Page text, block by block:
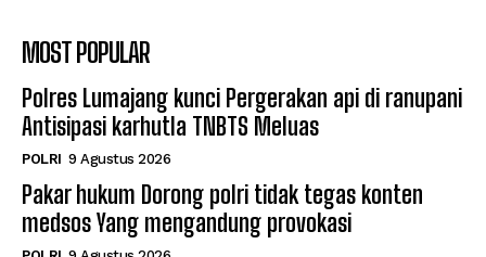
MOST POPULAR
Polres Lumajang kunci Pergerakan api di ranupani
Antisipasi karhutla TNBTS Meluas
POLRI 9 Agustus 2026
Pakar hukum Dorong polri tidak tegas konten
medsos Yang mengandung provokasi